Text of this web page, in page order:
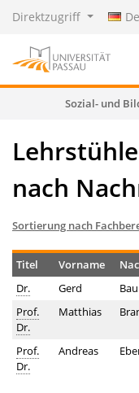
Direktzugriff
Sozial- und
nach
Sortierung nach
Titel Vorname
Dr.
Gerd
Prof.
Dr.
Matthias
Prof.
Dr.
Andreas